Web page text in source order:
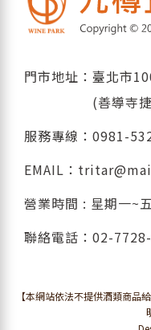
門市地址：臺北市
(善導寺
服務專線： 0981-
EMAIL：
營業時間 : 星期一~
聯絡電話： 02-
【本網站依法不提供酒類商品